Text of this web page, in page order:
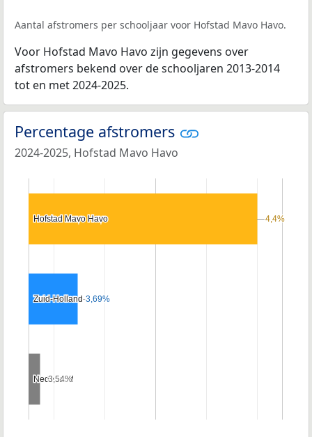
Aantal afstromers per schooljaar voor Hofstad Mavo Havo.
Voor Hofstad Mavo Havo zijn gegevens over
afstromers bekend over de schooljaren 2013-2014
tot en met 2024-2025.
Percentage afstromers
2024-2025, Hofstad Mavo Havo
Hofstad Mavo Havo
Hofstad Mavo Havo
Zuid-Holland
Zuid-Holland
Nederland
Nederland
4,4%
4,4%
3,69%
3,69%
3,54%
3,54%